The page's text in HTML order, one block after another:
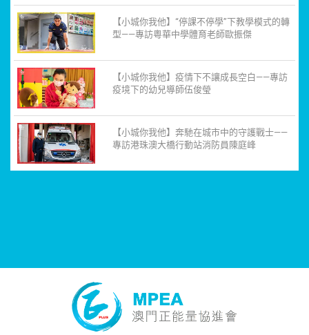
【小城你我他】“停課不停學”下教學模式的轉
型——專訪粵華中學體育老師歐振傑
【小城你我他】疫情下不讓成長空白——專訪
疫境下的幼兒導師伍俊瑩
【小城你我他】奔馳在城市中的守護戰士——
專訪港珠澳大橋行動站消防員陳庭峰